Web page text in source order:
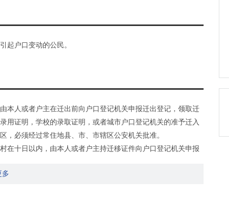
起户口变动的公民。
本人或者户主在迁出前向户口登记机关申报迁出登记，领取迁
用证明，学校的录取证明，或者城市户口登记机关的准予迁入
，必须经过常住地县、市、市辖区公安机关批准。
在十日以内，由本人或者户主持迁移证件向户口登记机关申报
和留学生，凭中华人民共和国护照或者入境证件；3.被人民法
多